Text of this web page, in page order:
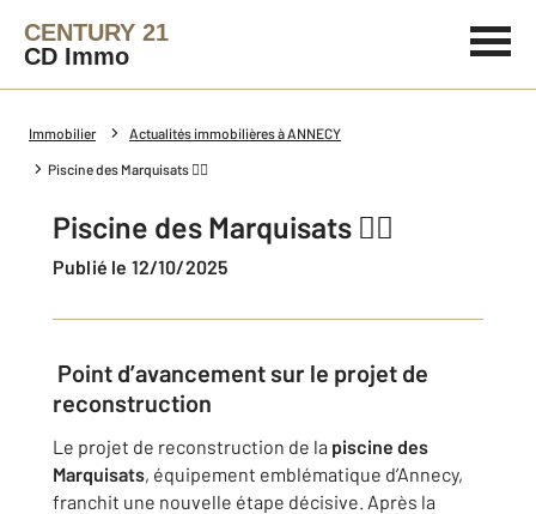
CENTURY 21
CD Immo
Immobilier Actualités immobilières à ANNECY
Piscine des Marquisats 🏊‍♀️
Piscine des Marquisats 🏊‍♀️
Publié le 12/10/2025
Point d’avancement sur le projet de
reconstruction
Le projet de reconstruction de la piscine des
Marquisats, équipement emblématique d’Annecy,
franchit une nouvelle étape décisive. Après la